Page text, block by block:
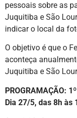
pessoais sobre as
Juquitiba e São
indicar o local da
O objetivo é que o
aconteça
Juquitiba e São
PROGRAMAÇÃO:
Dia 27/5, das 8h às